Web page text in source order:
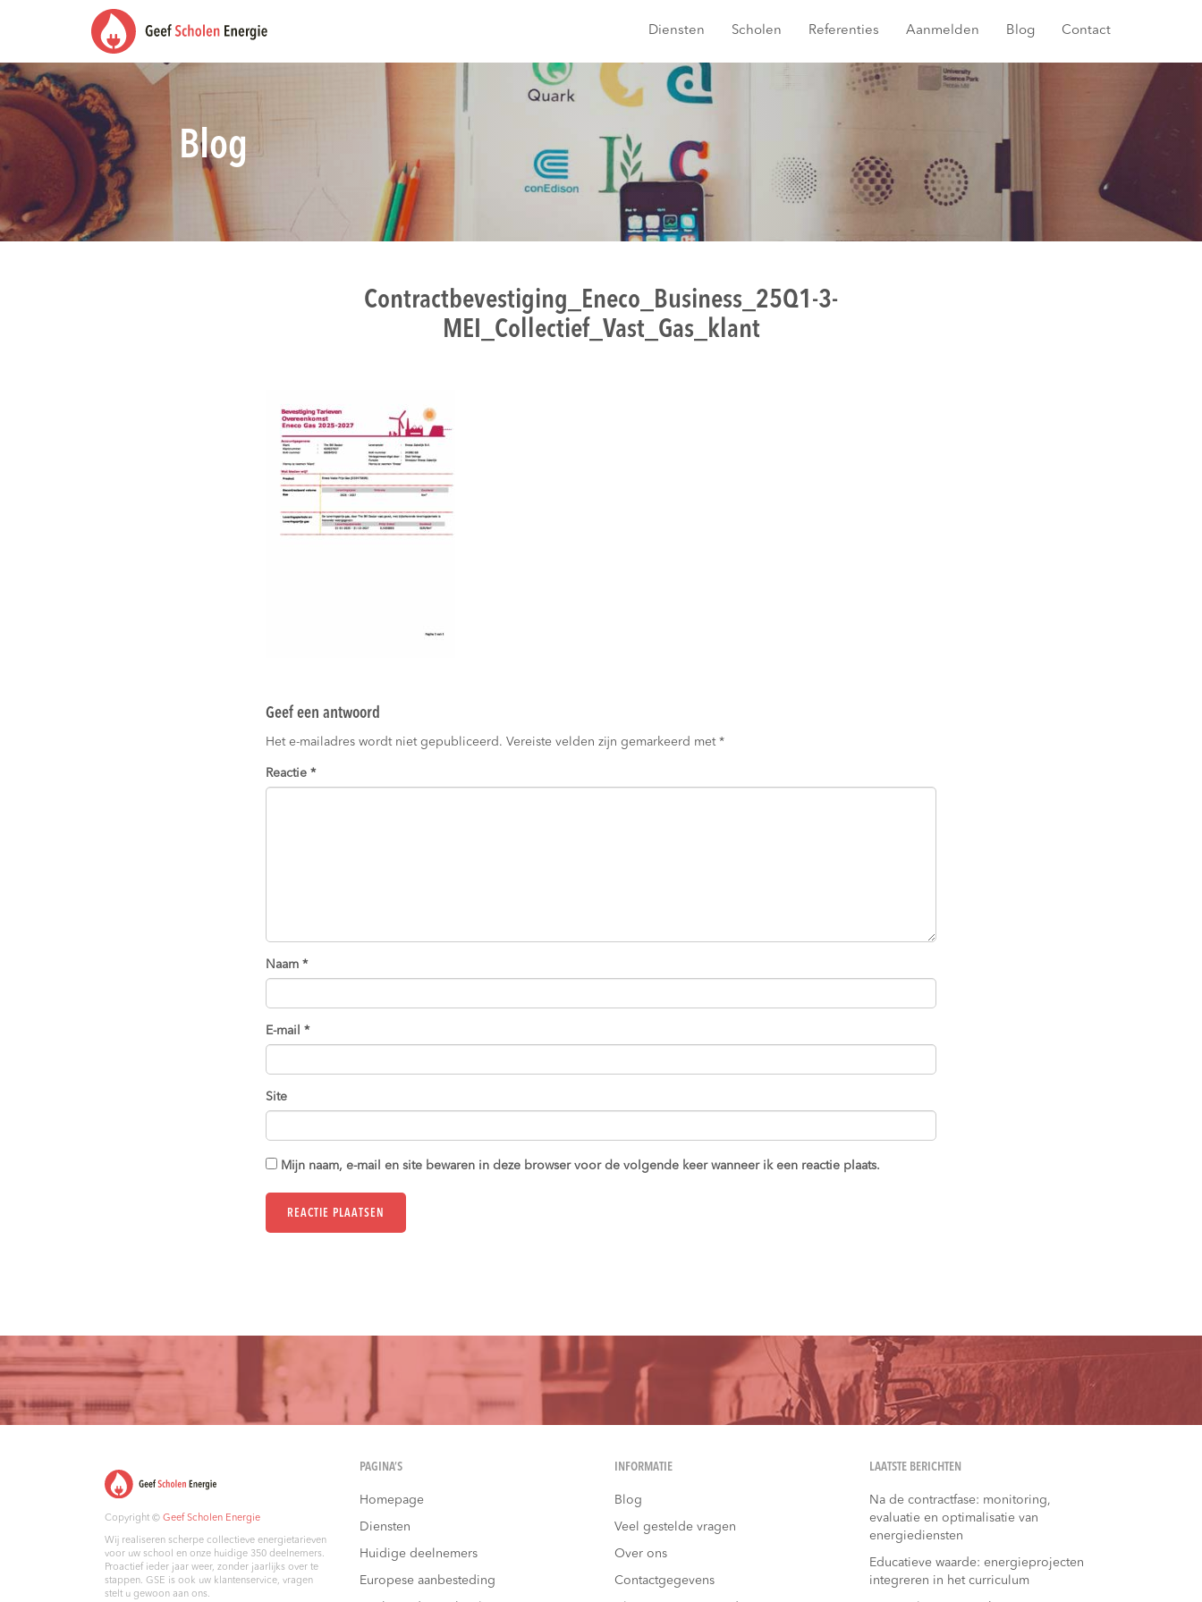
Diensten Scholen Referenties Aanmelden Blog Contact
Blog
Contractbevestiging_Eneco_Business_25Q1-3-
MEI_Collectief_Vast_Gas_klant
Geef een antwoord
Het e-mailadres wordt niet gepubliceerd. Vereiste velden zijn gemarkeerd met *
Reactie *
Naam *
E-mail *
Site
Mijn naam, e-mail en site bewaren in deze browser voor de volgende keer wanneer ik een reactie plaats.
Copyright © Geef Scholen Energie
Wij realiseren scherpe collectieve energietarieven
voor uw school en onze huidige 350 deelnemers.
Proactief ieder jaar weer, zonder jaarlijks over te
stappen. GSE is ook uw klantenservice, vragen
stelt u gewoon aan ons.
PAGINA’S
Homepage
Diensten
Huidige deelnemers
Europese aanbesteding
INFORMATIE
Blog
Veel gestelde vragen
Over ons
Contactgegevens
LAATSTE BERICHTEN
Na de contractfase: monitoring,
evaluatie en optimalisatie van
energiediensten
Educatieve waarde: energieprojecten
integreren in het curriculum